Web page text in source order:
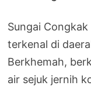
Sungai
terkenal di
Berkhemah,
air sejuk jernih